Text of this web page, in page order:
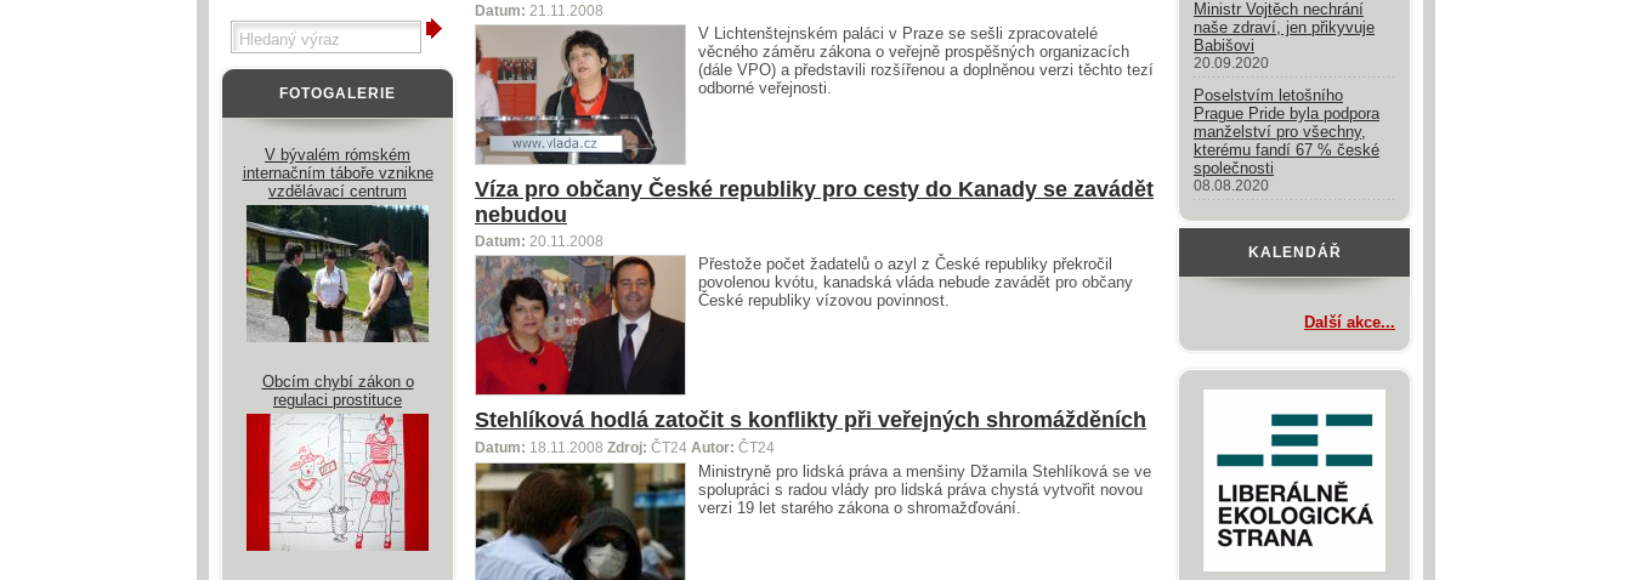
Datum: 21.11.2008
V Lichtenštejnském paláci v Praze se sešli zpracovatelé
věcného záměru zákona o veřejně prospěšných organizacích
(dále VPO) a představili rozšířenou a doplněnou verzi těchto tezí
odborné veřejnosti.
Víza pro občany České republiky pro cesty do Kanady se zavádět
nebudou
Datum: 20.11.2008
Přestože počet žadatelů o azyl z České republiky překročil
povolenou kvótu, kanadská vláda nebude zavádět pro občany
České republiky vízovou povinnost.
Stehlíková hodlá zatočit s konflikty při veřejných shromážděních
Datum: 18.11.2008 Zdroj: ČT24 Autor: ČT24
Ministryně pro lidská práva a menšiny Džamila Stehlíková se ve
spolupráci s radou vlády pro lidská práva chystá vytvořit novou
verzi 19 let starého zákona o shromažďování.
FOTOGALERIE
V bývalém rómském
internačním táboře vznikne
vzdělávací centrum
Obcím chybí zákon o
regulaci prostituce
Ministr Vojtěch nechrání
naše zdraví, jen přikyvuje
Babišovi
20.09.2020
Poselstvím letošního
Prague Pride byla podpora
manželství pro všechny,
kterému fandí 67 % české
společnosti
08.08.2020
KALENDÁŘ
Další akce...